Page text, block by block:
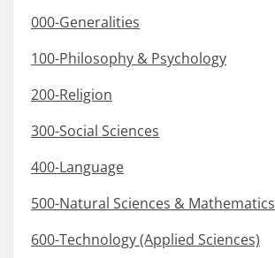
000-Generalities
100-Philosophy & Psychology
200-Religion
300-Social Sciences
400-Language
500-Natural Sciences & Mathematics
600-Technology (Applied Sciences)